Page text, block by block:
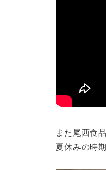
また尾西食
夏休みの時